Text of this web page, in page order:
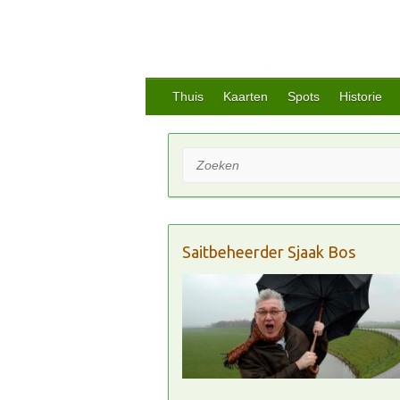
Thuis Kaarten Spots Historie
Zoeken
Saitbeheerder Sjaak Bos